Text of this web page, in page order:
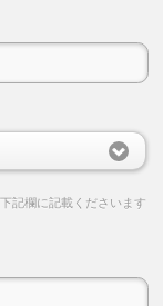
記欄に記載くださいます